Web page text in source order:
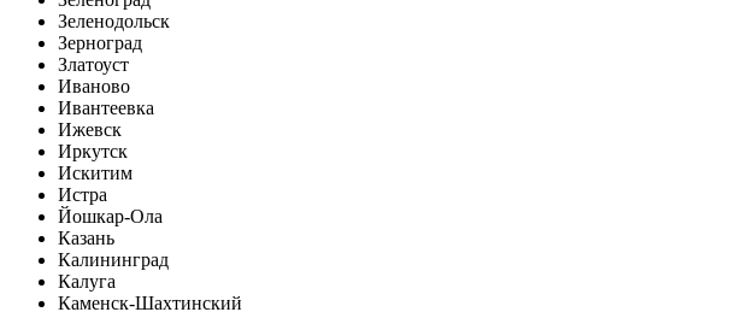
Зеленодольск
Зерноград
Златоуст
Иваново
Ивантеевка
Ижевск
Иркутск
Искитим
Истра
Йошкар-Ола
Казань
Калининград
Калуга
Каменск-Шахтинский